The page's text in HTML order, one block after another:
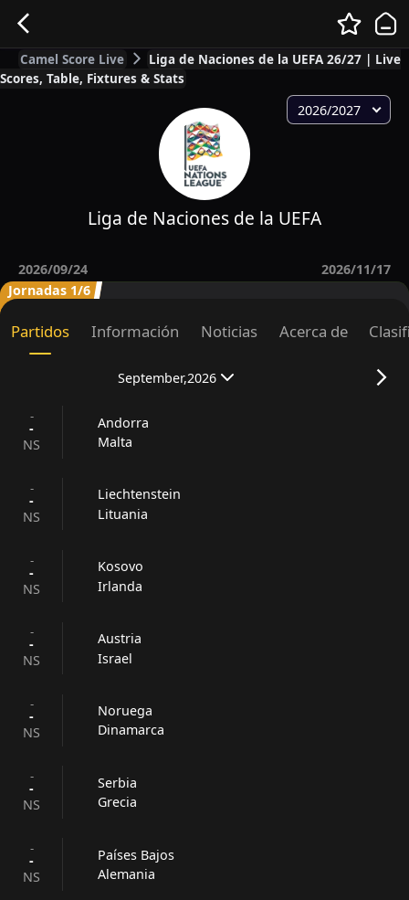
Camel Score Live
Liga de Naciones de la UEFA 26/27 | Live
Scores, Table, Fixtures & Stats
2026/2027
Liga de Naciones de la UEFA
2026/09/24
2026/11/17
Jornadas 1/6
Partidos Información Noticias Acerca de
September,2026
-
-
NS
Andorra
Malta
-
-
NS
Liechtenstein
Lituania
-
-
NS
Kosovo
Irlanda
-
-
NS
Austria
Israel
-
-
NS
Noruega
Dinamarca
-
-
NS
Serbia
Grecia
-
-
NS
Países Bajos
Alemania